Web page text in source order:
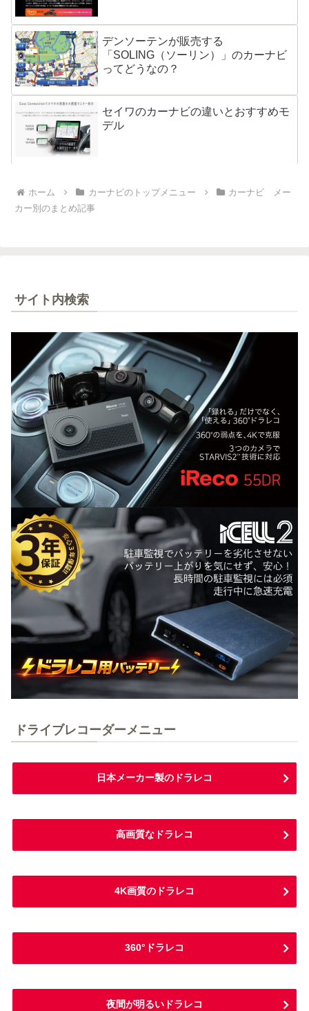
デンソーテンが販売する
「SOLING（ソーリン）」のカーナビ
ってどうなの？
セイワのカーナビの違いとおすすめモ
デル
ホーム カーナビのトップメニュー
カーナビ メー
カー別のまとめ記事
サイト内検索
ドライブレコーダーメニュー
日本メーカー製のドラレコ
高画質なドラレコ
4K画質のドラレコ
360°ドラレコ
夜間が明るいドラレコ